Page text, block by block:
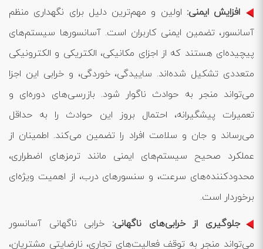
افزایش ایمنی: اولین و مهم‌ترین دلیل برای نگهداری منظم
آسانسور، تضمین ایمنی کاربران است. آسانسورها سیستم‌های
پیچیده‌ای هستند که از اجزای مکانیکی، الکتریکی و الکترونیکی
متعددی تشکیل شده‌اند. ساییدگی، خوردگی، و خرابی این اجزا
می‌تواند منجر به حوادث ناگوار شود. بازرسی‌های دوره‌ای و
تعمیرات پیشگیرانه، احتمال بروز این حوادث را به حداقل
می‌رساند و جان و سلامت افراد را تضمین می‌کند. اطمینان از
عملکرد صحیح سیستم‌های ایمنی مانند ترمزهای اضطراری،
محدودکننده‌های سرعت، و سنسورهای درب، از اهمیت ویژه‌ای
برخوردار است.
جلوگیری از خرابی‌های ناگهانی: خرابی ناگهانی آسانسور
می‌تواند منجر به توقف فعالیت‌های تجاری، نارضایتی مشتریان،